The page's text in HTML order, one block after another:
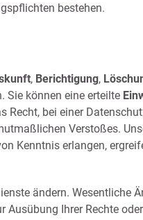
bestehen.
, Berichtigung,
Sie können eine erteilte
Recht, bei einer
Verstoßes.
Kenntnis erlangen,
ändern. Wesentliche
Ausübung Ihrer Rechte